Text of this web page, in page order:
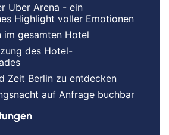
Uber Arena - ein
Highlight voller Emotionen
im gesamten Hotel
des Hotel-
Zeit Berlin zu entdecken
auf Anfrage buchbar